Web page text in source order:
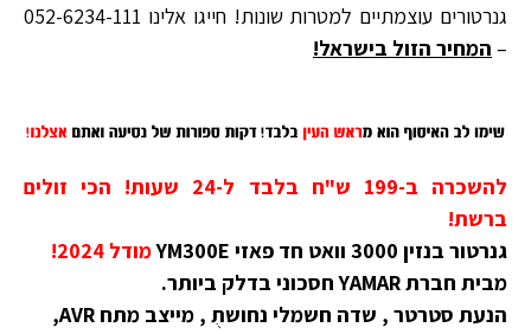
גנרטורים עוצמתיים למטרות שונות! חייגו אלינו 052-6234-111
– המחיר הזול בישראל!
להשכרה ב-199 ש"ח בלבד ל-24 שעות! הכי זולים
ברשת!
גנרטור בנזין 3000 וואט חד פאזי YM300E
מודל 2024!
מבית חברת YAMAR חסכוני בדלק ביותר.
הנעת סטרטר , שדה חשמלי נחושתֻ , מייצב מתח AVR,